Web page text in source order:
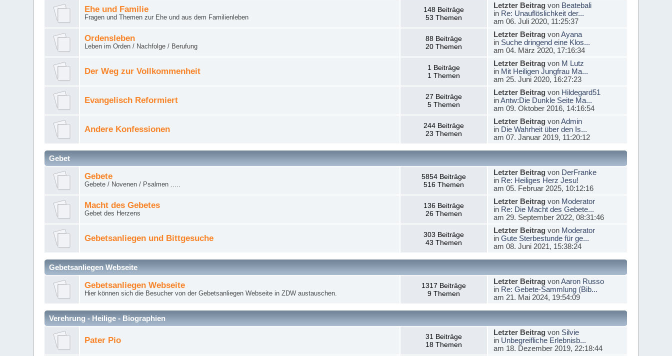
Ehe und Familie
Fragen und Themen zur Ehe und aus dem Familienleben
148 Beiträge
53 Themen
Letzter Beitragvon Beatebali
in Re: Unauflöslichkeit der...
am 06. Juli 2020, 11:25:37
Ordensleben
Leben im Orden / Nachfolge / Berufung
88 Beiträge
20 Themen
Letzter BeitragvonAyana
in Suche dringend eine Klos...
am 04. März 2020, 17:16:34
Der Weg zur Vollkommenheit
1 Beiträge
1 Themen
Letzter Beitragvon M Lutz
in Mit Heiligen Jungfrau Ma...
am 25. Juni 2020, 16:27:23
Evangelisch Reformiert
27 Beiträge
5 Themen
Letzter Beitragvon Hildegard51
inAntw:Die Dunkle Seite Ma...
am 09. Oktober 2016, 14:16:54
Andere Konfessionen
244 Beiträge
23 Themen
Letzter BeitragvonAdmin
in Die Wahrheit über den Is...
am 07. Januar 2019, 11:20:12
Gebet
Gebete
Gebete / Novenen / Psalmen .....
5854 Beiträge
516 Themen
Letzter Beitragvon DerFranke
in Re: Heiliges Herz Jesu!
am 05. Februar 2025, 10:12:16
Macht des Gebetes
Gebet des Herzens
136 Beiträge
26 Themen
Letzter Beitragvon Moderator
in Re: Die Macht des Gebete...
am 29. September 2022, 08:31:46
Gebetsanliegen und Bittgesuche
303 Beiträge
43 Themen
Letzter Beitragvon Moderator
in Gute Sterbestunde für ge...
am 08. Juni 2021, 15:38:24
Gebetsanliegen Webseite
Gebetsanliegen Webseite
Hier können sich die Besucher von der Gebetsanliegen Webseite in ZDW austauschen.
1317 Beiträge
9 Themen
Letzter BeitragvonAaron Russo
in Re: Gebete-Sammlung (Bib...
am 21. Mai 2024, 19:54:09
Verehrung - Heilige - Biographien
Pater Pio
31 Beiträge
18 Themen
Letzter Beitragvon Silvie
in Unbegreifliche Erlebnisb...
am 18. Dezember 2019, 22:18:44